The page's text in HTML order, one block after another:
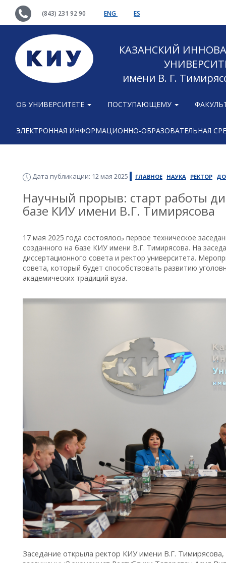
(843) 231 92 90 ENG ES
КАЗАНСКИЙ
имени В. Г.
ОБ УНИВЕРСИТЕТЕ ПОСТУПАЮЩЕМУ
ЭЛЕКТРОННАЯ ИНФОРМАЦИОННО-ОБРАЗОВАТЕЛЬНАЯ
Дата публикации: 12 мая 2025 ГЛАВНОЕ НАУКА РЕКТОР
Научный прорыв: старт работы
базе КИУ имени В.Г. Тимирясова
17 мая 2025 года состоялось первое техническое
созданного на базе КИУ имени В.Г. Тимирясова. На
диссертационного совета и ректор университета.
совета, который будет способствовать развитию
академических традиций вуза.
Заседание открыла ректор КИУ имени В.Г.